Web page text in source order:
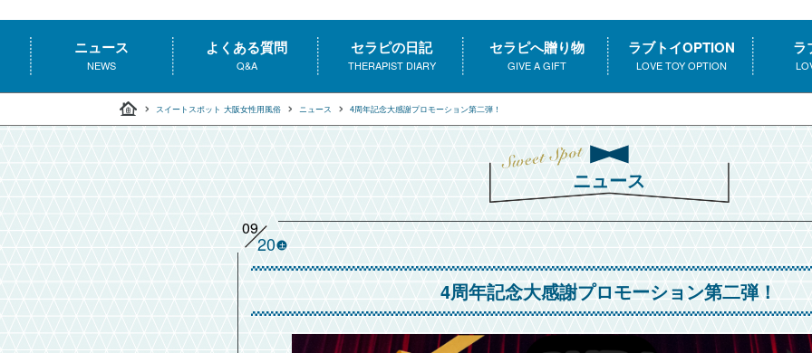
ニュース
NEWS
よくある質問
Q&A
セラピの日記
THERAPIST DIARY
セラピへ贈り物
GIVE A GIFT
ラブトイOPTION
LOVE TOY OPTION
ラ
スイートスポット 大阪女性用風俗 ニュース 4周年記念大感謝プロモーション第二弾！
ニュース
09
20 土
4周年記念大感謝プロモーション第二弾！